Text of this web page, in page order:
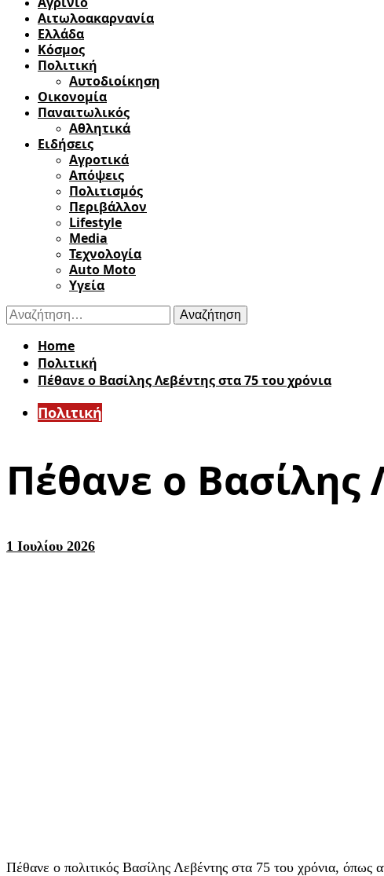
Αιτωλοακαρνανία
Ελλάδα
Κόσμος
Πολιτική
Αυτοδιοίκηση
Οικονομία
Παναιτωλικός
Αθλητικά
Ειδήσεις
Αγροτικά
Απόψεις
Πολιτισμός
Περιβάλλον
Lifestyle
Media
Τεχνολογία
Auto Moto
Υγεία
Αναζήτηση
για:
Home
Πολιτική
Πέθανε ο Βασίλης Λεβέντης στα 75 του χρόνια
Πολιτική
Πέθανε ο Βασίλης
1 Ιουλίου 2026
Πέθανε ο πολιτικός Βασίλης Λεβέντης στα 75 του χρόνια, όπως